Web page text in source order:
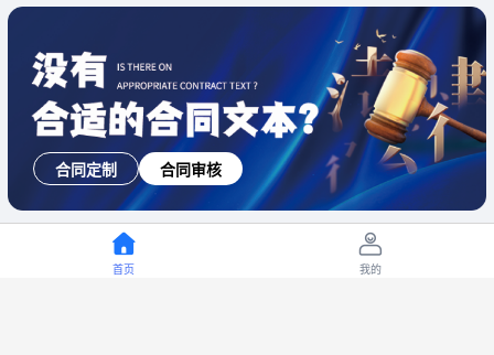
民再2
合同定制 合同审核
首页 我的